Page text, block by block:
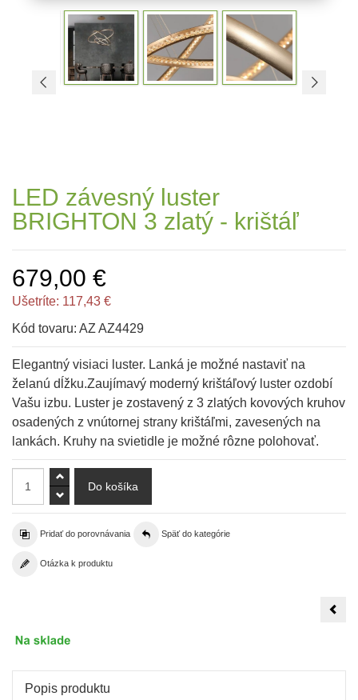
LED závesný luster
BRIGHTON 3 zlatý - krištáľ
679,00 €
Ušetríte: 117,43 €
Kód tovaru: AZ AZ4429
Elegantný visiaci luster. Lanká je možné nastaviť na
želanú dĺžku.Zaujímavý moderný krištáľový luster ozdobí
Vašu izbu. Luster je zostavený z 3 zlatých kovových kruhov
osadených z vnútornej strany krištáľmi, zavesených na
lankách. Kruhy na svietidle je možné rôzne polohovať.
Pridať do porovnávania Späť do kategórie
Otázka k produktu
Popis produktu